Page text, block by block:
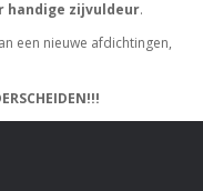
handige zijvuldeur.
een nieuwe afdichtingen,